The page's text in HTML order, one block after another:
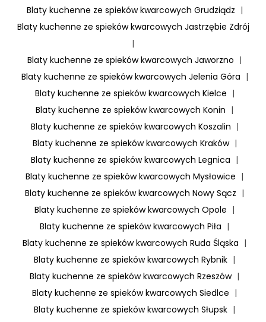
Blaty kuchenne ze spieków kwarcowych Grudziądz |
Blaty kuchenne ze spieków kwarcowych Jastrzębie Zdrój
|
Blaty kuchenne ze spieków kwarcowych Jaworzno |
Blaty kuchenne ze spieków kwarcowych Jelenia Góra |
Blaty kuchenne ze spieków kwarcowych Kielce |
Blaty kuchenne ze spieków kwarcowych Konin |
Blaty kuchenne ze spieków kwarcowych Koszalin |
Blaty kuchenne ze spieków kwarcowych Kraków |
Blaty kuchenne ze spieków kwarcowych Legnica |
Blaty kuchenne ze spieków kwarcowych Mysłowice |
Blaty kuchenne ze spieków kwarcowych Nowy Sącz |
Blaty kuchenne ze spieków kwarcowych Opole |
Blaty kuchenne ze spieków kwarcowych Piła |
Blaty kuchenne ze spieków kwarcowych Ruda Śląska |
Blaty kuchenne ze spieków kwarcowych Rybnik |
Blaty kuchenne ze spieków kwarcowych Rzeszów |
Blaty kuchenne ze spieków kwarcowych Siedlce |
Blaty kuchenne ze spieków kwarcowych Słupsk |